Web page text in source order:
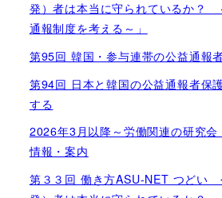
発）者は本当に守られているか？
通報制度を考える～」
第95回 韓国・参与連帯の公益通報
第94回 日本と韓国の公益通報者保
する
2026年3月以降～労働関連の研究
情報・案内
第３３回 働き方ASU-NET つどい